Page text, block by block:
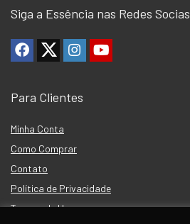
Siga a Essência nas Redes Socias
Para Clientes
Minha Conta
Como Comprar
Contato
Política de Privacidade
Termos de Uso